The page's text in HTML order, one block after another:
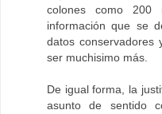
colones como
información que se
datos conservadores
ser muchisimo más.
De igual forma, la
asunto de sentido